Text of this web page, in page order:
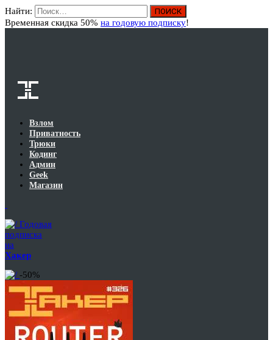
Найти:
Временная скидка 50% на годовую подписку!
Взлом
Приватность
Трюки
Кодинг
Админ
Geek
Магазин
Годовая
подписка
на
Хакер
-50%